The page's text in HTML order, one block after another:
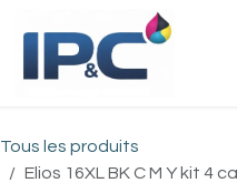
Tous les produits
Elios 16XL BK C M Y kit 4